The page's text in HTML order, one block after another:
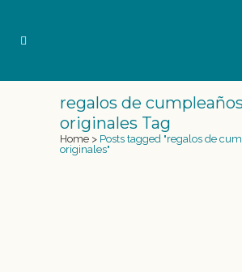
regalos de cumpleaños
originales Tag
Home > Posts tagged "regalos de
originales"